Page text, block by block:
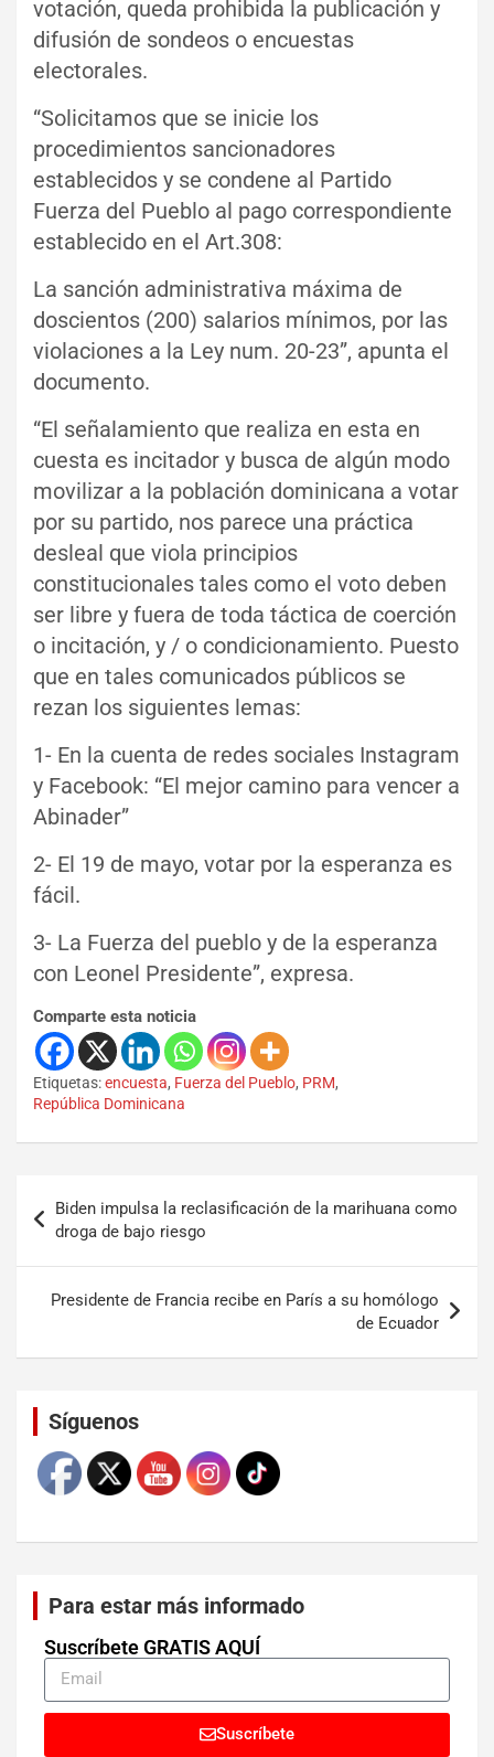
votación, queda prohibida la publicación y
difusión de sondeos o encuestas
electorales.
“Solicitamos que se inicie los
procedimientos sancionadores
establecidos y se condene al Partido
Fuerza del Pueblo al pago correspondiente
establecido en el Art.308:
La sanción administrativa máxima de
doscientos (200) salarios mínimos, por las
violaciones a la Ley num. 20-23”, apunta el
documento.
“El señalamiento que realiza en esta en
cuesta es incitador y busca de algún modo
movilizar a la población dominicana a votar
por su partido, nos parece una práctica
desleal que viola principios
constitucionales tales como el voto deben
ser libre y fuera de toda táctica de coerción
o incitación, y / o condicionamiento. Puesto
que en tales comunicados públicos se
rezan los siguientes lemas:
1- En la cuenta de redes sociales Instagram
y Facebook: “El mejor camino para vencer a
Abinader”
2- El 19 de mayo, votar por la esperanza es
fácil.
3- La Fuerza del pueblo y de la esperanza
con Leonel Presidente”, expresa.
Comparte esta noticia
Etiquetas:encuesta, Fuerza del Pueblo, PRM,
República Dominicana
Biden impulsa la reclasificación de la marihuana como
droga de bajo riesgo
Presidente de Francia recibe en París a su homólogo
de Ecuador
Síguenos
Para estar más informado
Suscríbete GRATIS AQUÍ
Suscríbete